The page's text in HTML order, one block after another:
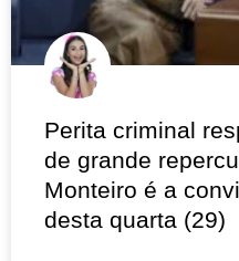
Perita criminal
de grande
Monteiro é a
desta quarta (29)